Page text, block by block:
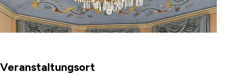
Veranstaltungsort